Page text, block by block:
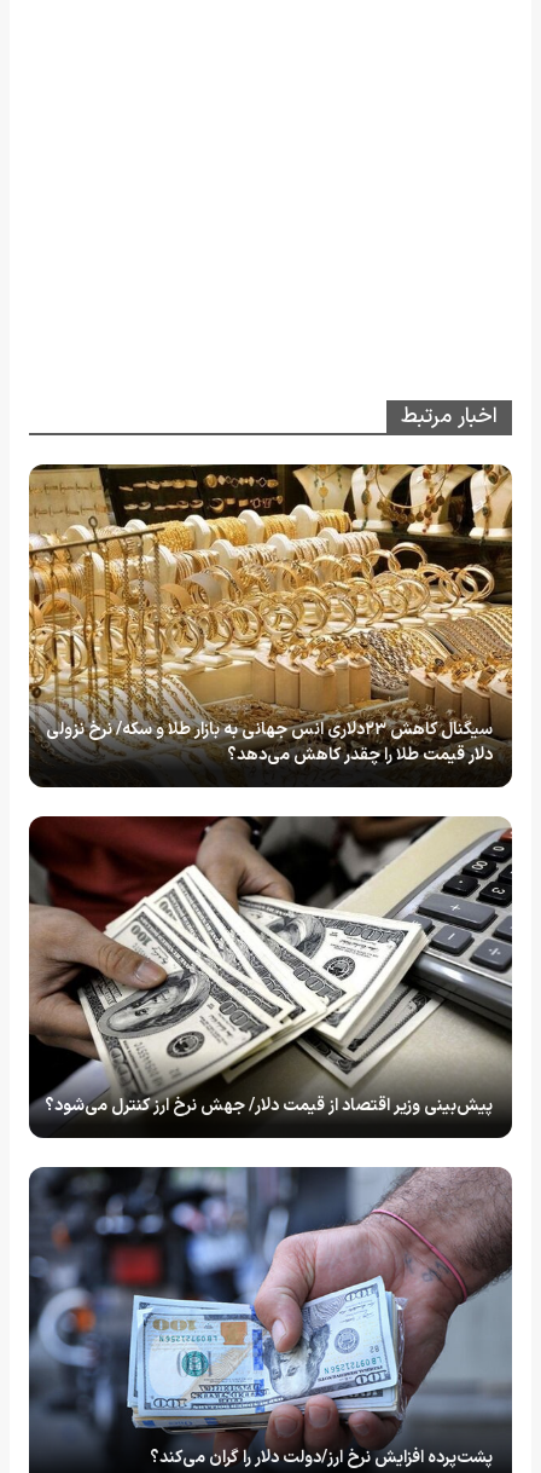
اخبار مرتبط
سیگنال کاهش ۲۳دلاری انس جهانی به بازار طلا و سکه/ نرخ نزولی
دلار قیمت طلا را چقدر کاهش می‌دهد؟
پیش‌بینی وزیر اقتصاد از قیمت دلار/ جهش نرخ ارز کنترل می‌شود؟
پشت‌پرده افزایش نرخ ارز/دولت دلار را گران می‌کند؟